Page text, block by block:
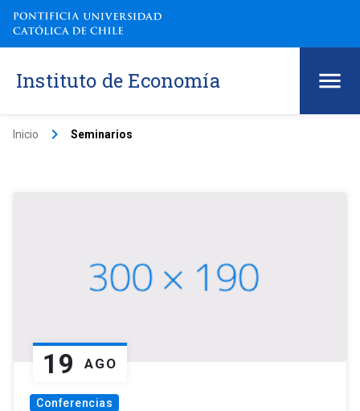
Instituto de Economía
Inicio keyboard_arrow_right Seminarios
19 AGO
Conferencias